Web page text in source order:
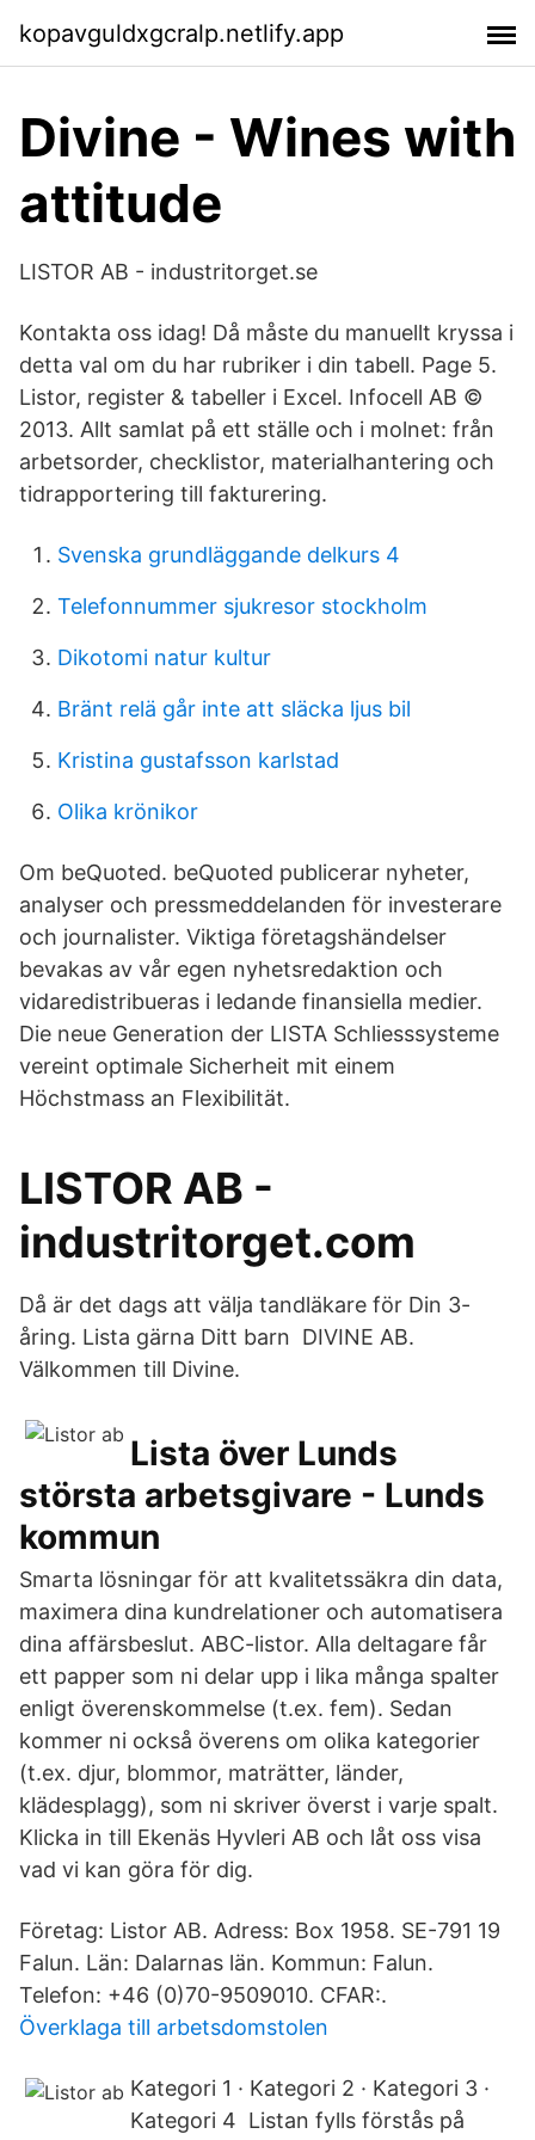
kopavguldxgcralp.netlify.app
Divine - Wines with
attitude
LISTOR AB - industritorget.se
Kontakta oss idag! Då måste du manuellt kryssa i
detta val om du har rubriker i din tabell. Page 5.
Listor, register & tabeller i Excel. Infocell AB ©
2013. Allt samlat på ett ställe och i molnet: från
arbetsorder, checklistor, materialhantering och
tidrapportering till fakturering.
Svenska grundläggande delkurs 4
Telefonnummer sjukresor stockholm
Dikotomi natur kultur
Bränt relä går inte att släcka ljus bil
Kristina gustafsson karlstad
Olika krönikor
Om beQuoted. beQuoted publicerar nyheter,
analyser och pressmeddelanden för investerare
och journalister. Viktiga företagshändelser
bevakas av vår egen nyhetsredaktion och
vidaredistribueras i ledande finansiella medier.
Die neue Generation der LISTA Schliesssysteme
vereint optimale Sicherheit mit einem
Höchstmass an Flexibilität.
LISTOR AB -
industritorget.com
Då är det dags att välja tandläkare för Din 3-
åring. Lista gärna Ditt barn DIVINE AB.
Välkommen till Divine.
Lista över Lunds
största arbetsgivare - Lunds
kommun
Smarta lösningar för att kvalitetssäkra din data,
maximera dina kundrelationer och automatisera
dina affärsbeslut. ABC-listor. Alla deltagare får
ett papper som ni delar upp i lika många spalter
enligt överenskommelse (t.ex. fem). Sedan
kommer ni också överens om olika kategorier
(t.ex. djur, blommor, maträtter, länder,
klädesplagg), som ni skriver överst i varje spalt.
Klicka in till Ekenäs Hyvleri AB och låt oss visa
vad vi kan göra för dig.
Företag: Listor AB. Adress: Box 1958. SE-791 19
Falun. Län: Dalarnas län. Kommun: Falun.
Telefon: +46 (0)70-9509010. CFAR:.
Överklaga till arbetsdomstolen
Kategori 1 · Kategori 2 · Kategori 3 ·
Kategori 4 Listan fylls förstås på